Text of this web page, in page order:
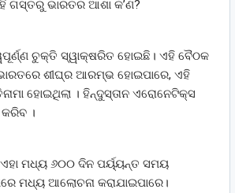
ଗସ୍ତରୁ ଭାରତର ଆଶା କ’ଣ?
ଚୁକ୍ତି ସ୍ୱାକ୍ଷରିତ ହୋଇଛି। ଏହି ବୈଠକ
ଶୀଘ୍ର ଆରମ୍ଭ ହୋଇପାରେ, ଏହି
ହୋଇଥିଲା । ହିନ୍ଦୁସ୍ତାନ ଏରୋନେଟିକ୍ସ
।
ଏହା ମଧ୍ୟ ୬୦୦ ଦିନ ପର୍ୟ୍ୟନ୍ତ ସମୟ
ମଧ୍ୟ ଆଲୋଚନା କରାଯାଇପାରେ।